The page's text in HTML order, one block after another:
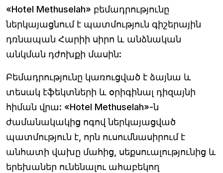
«Hotel Methuselah» բեմադրությունը
ներկայացնում է պատմություն գիշերային
դռնապան Հարիի սիրո և անձնական
անկման դժոխքի մասին:
Բեմադրությունը կառուցված է ձայնա և
տեսակ էֆեկտների և օրիգինալ դիզայնի
հիման վրա: «Hotel Methuselah»-ն
ժամանակակից ոգով ներկայացված
պատմություն է, որն ուսումնասիրում է
անհատի վախը մահից, սեքսուալությունից և
երեխաներ ունենալու ահաբեկող